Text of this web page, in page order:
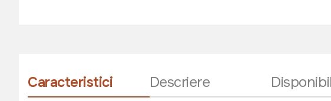
Caracteristici Descriere